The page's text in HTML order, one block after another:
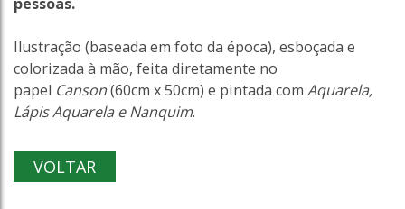
Ilustração (baseada em foto da época), esboçada e
colorizada à mão, feita diretamente no
papel Canson(60cm x 50cm) e pintada com Aquarela,
Lápis Aquarela e Nanquim.
VOLTAR